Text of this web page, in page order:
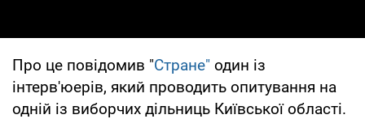
Про це повідомив "Стране" один із
інтерв'юерів, який проводить опитування на
одній із виборчих дільниць Київської області.